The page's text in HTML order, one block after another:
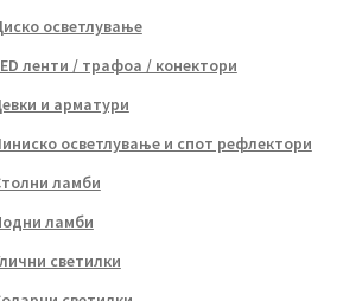
осветлување
ленти / трафоа / конектори
и арматури
осветлување и спот рефлектори
ламби
ламби
светилки